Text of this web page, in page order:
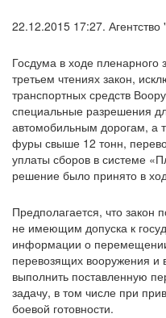
22.12.2015 17:27. Агентство
Госдума в ходе пленарного
третьем чтениях закон,
транспортных средств
специальные разрешения
автомобильным дорогам, а
фуры свыше 12 тонн,
уплаты сборов в системе
решение было принято в
Предполагается, что закон
не имеющим допуска к
информации о перемещении
перевозящих вооружения и
выполнить поставленную
задачу, в том числе при
боевой готовности.